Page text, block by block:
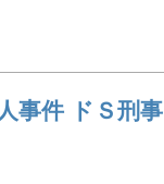
事件 ドＳ刑事